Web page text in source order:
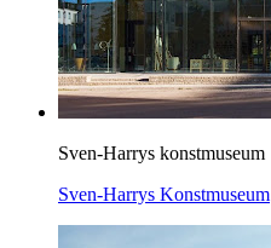
Sven-Harrys konstmuseum
Sven-Harrys Konstmuseum